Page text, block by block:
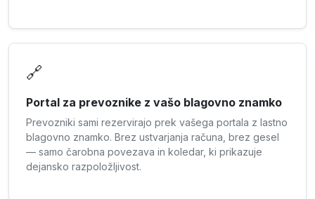
🔗
Portal za prevoznike z vašo blagovno znamko
Prevozniki sami rezervirajo prek vašega portala z lastno
blagovno znamko. Brez ustvarjanja računa, brez gesel
— samo čarobna povezava in koledar, ki prikazuje
dejansko razpoložljivost.